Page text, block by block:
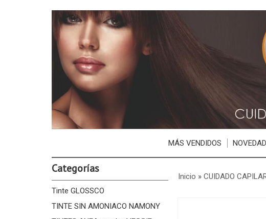
MÁS VENDIDOS
Categorías
Tinte GLOSSCO
TINTE SIN AMONIACO NAMONY
Inicio » CUIDADO